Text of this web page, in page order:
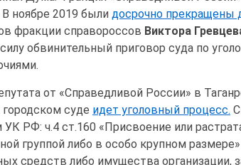
ноябре 2019 были досрочно прекращены
фракции справороссов Виктора
обвинительный приговор суда по
от «Справедливой России» в
городском суде идет уголовный процесс.
РФ: ч.4 ст.160 «Присвоение или
группой либо в особо крупном размере»
средств либо имущества организации,